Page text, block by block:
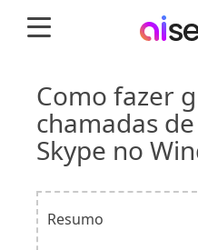
Como fazer
chamadas
Skype no
Resumo